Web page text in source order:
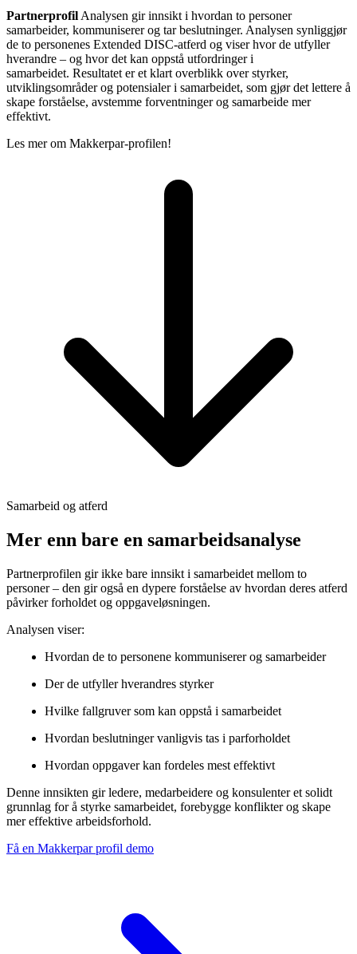
PartnerprofilAnalysen gir innsikt i hvordan to personer
samarbeider, kommuniserer og tar beslutninger. Analysen synliggjør
de to personenes Extended DISC-atferd og viser hvor de utfyller
hverandre – og hvor det kan oppstå utfordringer i
samarbeidet. Resultatet er et klart overblikk over styrker,
utviklingsområder og potensialer i samarbeidet, som gjør det lettere å
skape forståelse, avstemme forventninger og samarbeide mer
effektivt.
Les mer om Makkerpar-profilen!
Samarbeid og atferd
Mer enn bare en samarbeidsanalyse
Partnerprofilen gir ikke bare innsikt i samarbeidet mellom to
personer – den gir også en dypere forståelse av hvordan deres atferd
påvirker forholdet og oppgaveløsningen.
Analysen viser:
Hvordan de to personene kommuniserer og samarbeider
Der de utfyller hverandres styrker
Hvilke fallgruver som kan oppstå i samarbeidet
Hvordan beslutninger vanligvis tas i parforholdet
Hvordan oppgaver kan fordeles mest effektivt
Denne innsikten gir ledere, medarbeidere og konsulenter et solidt
grunnlag for å styrke samarbeidet, forebygge konflikter og skape
mer effektive arbeidsforhold.
Få en Makkerpar profil demo